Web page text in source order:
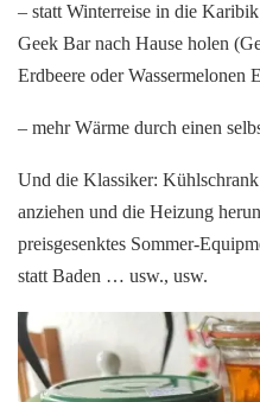
– statt Winterreise in die
Geek Bar nach Hause holen
Erdbeere oder Wassermelonen
– mehr Wärme durch einen
Und die Klassiker:
anziehen und die Heizung
preisgesenktes Sommer-
statt Baden … usw., usw.